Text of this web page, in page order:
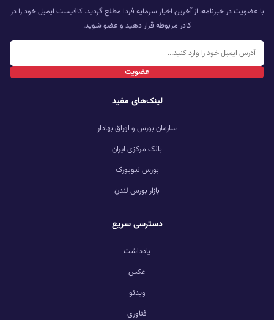
با عضویت در خبرنامه، از آخرین اخبار سرمایه فردا مطلع گردید. کافیست ایمیل خود را در
کادر مربوطه قرار دهید و عضو شوید.
عضویت
لینک‌های مفید
سازمان بورس و اوراق بهادار
بانک مرکزی ایران
بورس نیویورک
بازار بورس لندن
دسترسی سریع
یادداشت
عکس
ویدئو
فناوری